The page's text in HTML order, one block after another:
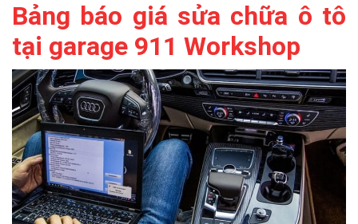
Bảng báo giá sửa chữa ô tô
tại garage 911 Workshop